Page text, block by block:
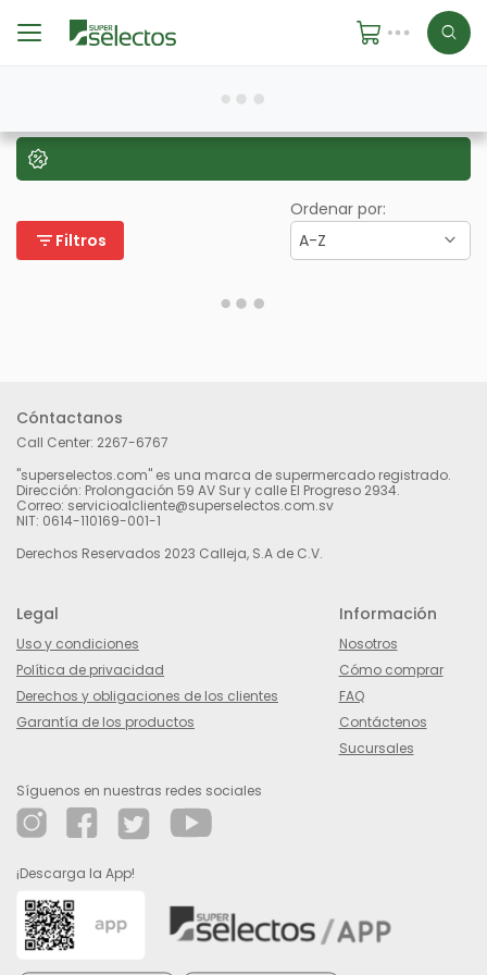
filter_list Filtros
Ordenar por:
A-Z
Cóntactanos
Call Center: 2267-6767
"superselectos.com" es una marca de supermercado registrado.
Dirección: Prolongación 59 AV Sur y calle El Progreso 2934.
Correo: servicioalcliente@superselectos.com.sv
NIT: 0614-110169-001-1
Derechos Reservados 2023 Calleja, S.A de C.V.
Legal
Uso y condiciones
Política de privacidad
Derechos y obligaciones de los clientes
Garantía de los productos
Información
Nosotros
Cómo comprar
FAQ
Contáctenos
Sucursales
Síguenos en nuestras redes sociales
¡Descarga la App!